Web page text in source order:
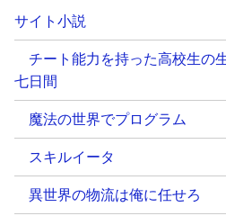
サイト小説
チート能力を持った高校生の
七日間
魔法の世界でプログラム
スキルイータ
異世界の物流は俺に任せろ